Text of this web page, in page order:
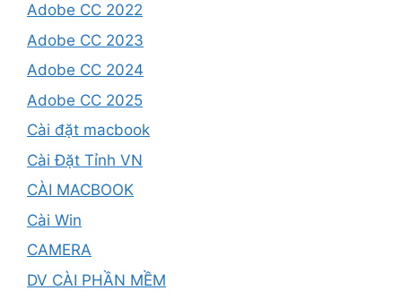
Adobe CC 2022
Adobe CC 2023
Adobe CC 2024
Adobe CC 2025
Cài đặt macbook
Cài Đặt Tỉnh VN
CÀI MACBOOK
Cài Win
CAMERA
DV CÀI PHẦN MỀM